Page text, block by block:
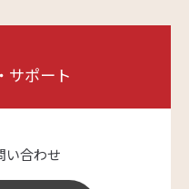
サポート
い合わせ